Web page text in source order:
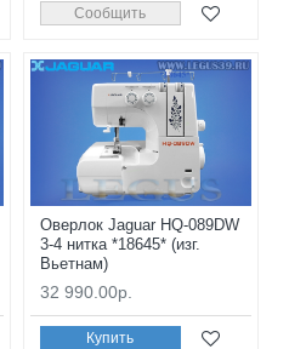
Сообщить
Оверлок Jaguar HQ-089DW
3-4 нитка *18645* (изг.
Вьетнам)
32 990.00р.
Купить